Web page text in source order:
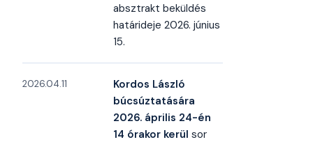
absztrakt beküldés
határideje 2026. június
15.
2026.04.11
Kordos László
búcsúztatására
2026. április 24-én
14 órakor kerül sor